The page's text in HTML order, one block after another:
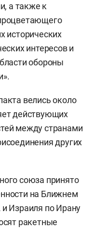
а также к
исторических
интересов и
обороны
велись около
действующих
между странами
других
союза принято
на Ближнем
Израиля по Ирану
ракетные